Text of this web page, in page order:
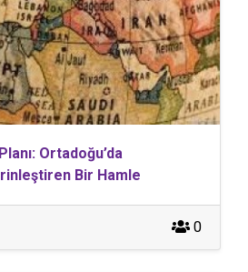
Ortadoğu’da
Bir Hamle
0